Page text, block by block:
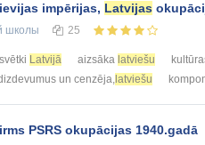
impērijas, Latvijas
школы 25
Latvijā aizsāka latviešu
un cenzēja, latviešu
PSRS okupācijas 1940.gadā